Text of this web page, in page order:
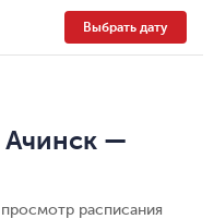
Выбрать дату
Ачинск —
расписания